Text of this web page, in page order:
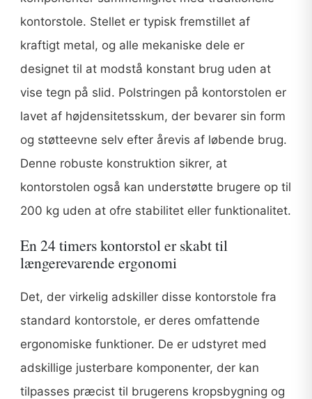
kontorstole. Stellet er typisk fremstillet af
kraftigt metal, og alle mekaniske dele er
designet til at modstå konstant brug uden at
vise tegn på slid. Polstringen på kontorstolen er
lavet af højdensitetsskum, der bevarer sin form
og støtteevne selv efter årevis af løbende brug.
Denne robuste konstruktion sikrer, at
kontorstolen også kan understøtte brugere op til
200 kg uden at ofre stabilitet eller funktionalitet.
En 24 timers kontorstol er skabt til
længerevarende ergonomi
Det, der virkelig adskiller disse kontorstole fra
standard kontorstole, er deres omfattende
ergonomiske funktioner. De er udstyret med
adskillige justerbare komponenter, der kan
tilpasses præcist til brugerens kropsbygning og